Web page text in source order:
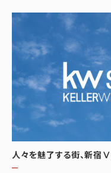
人々を魅了する街、新宿Ⅴ